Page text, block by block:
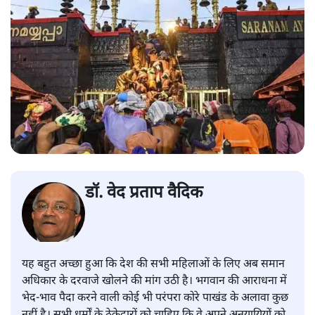
डॉ. वेद प्रताप वैदिक
यह बहुत अच्छा हुआ कि देश की सभी महिलाओं के लिए अब समान
अधिकार के दरवाजे खोलने की मांग उठी है। भगवान की आराधना में
भेद-भाव पैदा करने वाली कोई भी परंपरा कोरे पाखंड के अलावा कुछ